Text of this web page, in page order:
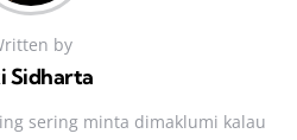
by
Sidharta
sering minta dimaklumi kalau